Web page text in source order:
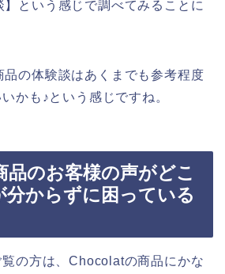
という感じで調べてみることに
の体験談はあくまでも参考程度
かも♪という感じですね。
のお客様の声がどこ
分からずに困っている
の方は、Chocolatの商品にかな